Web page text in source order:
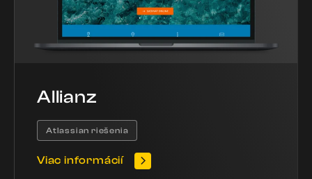
Allianz
Atlassian riešenia
Viac informácií